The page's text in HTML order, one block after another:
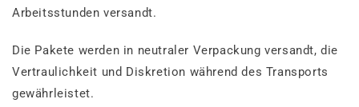
Arbeitsstunden versandt.
Die Pakete werden in neutraler Verpackung versandt, die
Vertraulichkeit und Diskretion während des Transports
gewährleistet.